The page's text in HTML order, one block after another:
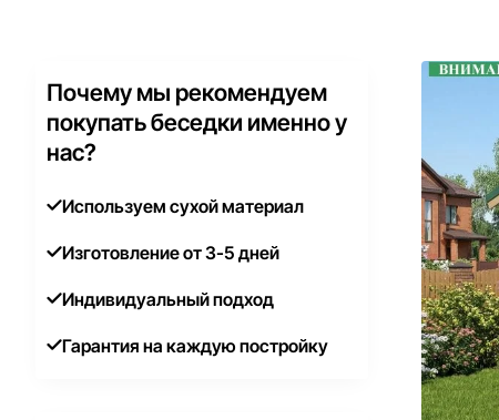
Почему мы рекомендуем
покупать беседки именно у
нас?
Используем сухой материал
Изготовление от 3-5 дней
Индивидуальный подход
Гарантия на каждую постройку